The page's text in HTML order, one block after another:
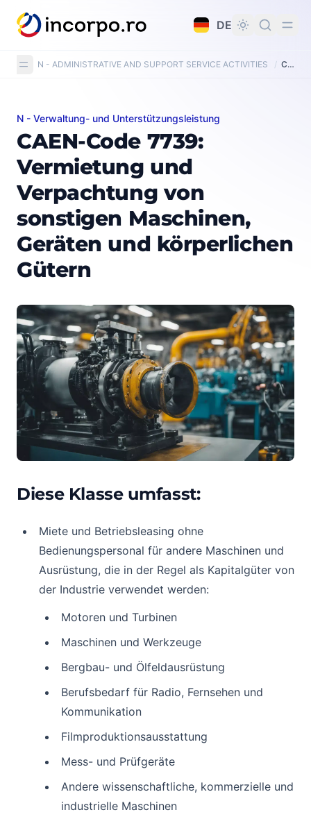
springen
DE
N - ADMINISTRATIVE AND SUPPORT SERVICE ACTIVITIES / CAEN Code 7739: Renting and leasing of other machinery, equipment and tangible goods n.e.c.
CAEN-Code 7739: Vermietung und Verpachtung
N - Verwaltung- und Unterstützungsleistung
CAEN-Code 7739:
Vermietung und
Verpachtung von
sonstigen Maschinen,
Geräten und körperlichen
Gütern
Diese Klasse umfasst:
Miete und Betriebsleasing ohne
Bedienungspersonal für andere Maschinen und
Ausrüstung, die in der Regel als Kapitalgüter von
der Industrie verwendet werden:
Motoren und Turbinen
Maschinen und Werkzeuge
Bergbau- und Ölfeldausrüstung
Berufsbedarf für Radio, Fernsehen und
Kommunikation
Filmproduktionsausstattung
Mess- und Prüfgeräte
Andere wissenschaftliche, kommerzielle und
industrielle Maschinen